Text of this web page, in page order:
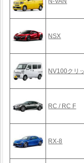
NSX
NV100クリ
RC / RC F
RX-8